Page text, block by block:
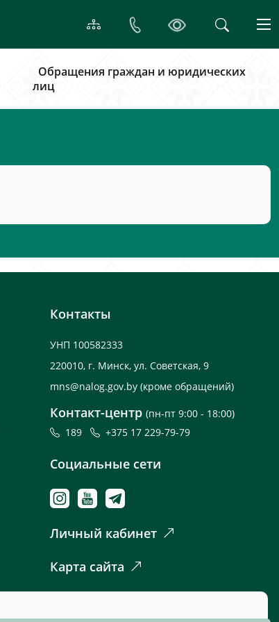
Обращения граждан и юридических
лиц
Контакты
УНП 100582333
220010, г. Минск, ул. Советская, 9
mns@nalog.gov.by (кроме обращений)
Контакт-центр (пн-пт 9:00 - 18:00)
189
+375 17 229-79-79
Социальные сети
Личный кабинет
Карта сайта